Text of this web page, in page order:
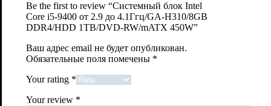
Be the first to review “Системный блок Intel
Core i5-9400 от 2.9 до 4.1Ггц/GA-H310/8GB
DDR4/HDD 1TB/DVD-RW/mATX 450W”
Ваш адрес email не будет опубликован.
Обязательные поля помечены *
Your rating *
Your review *